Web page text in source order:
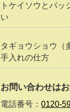
トケイソウとパッ
い
タギョウショウ（
手入れの仕方
お問い合わせはお
電話番号：0120-